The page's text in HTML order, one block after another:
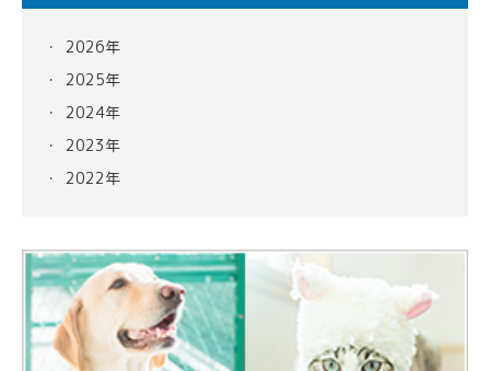
2026年
2025年
2024年
2023年
2022年